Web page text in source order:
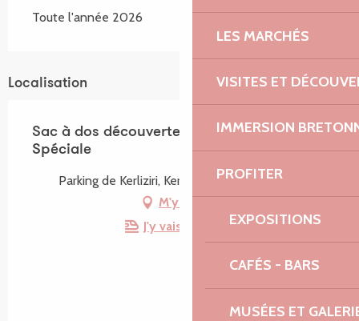
LES MARCHÉS
VISITES ET
IMMERSION
PROFITER
EXPOSITIONS
CAFÉS - BARS
MUSÉES ET
Toute l'année 2026
Localisation
Sac à dos découverte - Plounérin Unité
Spéciale
Parking de Kerliziri, Kerliziri, 22780 Plounérin
M'y rendre
J'y vais en train !